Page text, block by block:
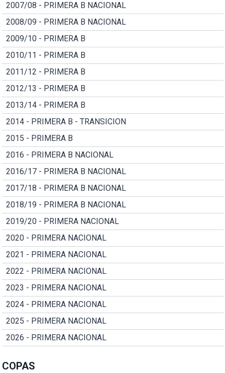
2007/08 - PRIMERA B NACIONAL
2008/09 - PRIMERA B NACIONAL
2009/10 - PRIMERA B
2010/11 - PRIMERA B
2011/12 - PRIMERA B
2012/13 - PRIMERA B
2013/14 - PRIMERA B
2014 - PRIMERA B - TRANSICION
2015 - PRIMERA B
2016 - PRIMERA B NACIONAL
2016/17 - PRIMERA B NACIONAL
2017/18 - PRIMERA B NACIONAL
2018/19 - PRIMERA B NACIONAL
2019/20 - PRIMERA NACIONAL
2020 - PRIMERA NACIONAL
2021 - PRIMERA NACIONAL
2022 - PRIMERA NACIONAL
2023 - PRIMERA NACIONAL
2024 - PRIMERA NACIONAL
2025 - PRIMERA NACIONAL
2026 - PRIMERA NACIONAL
COPAS